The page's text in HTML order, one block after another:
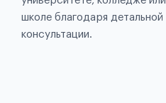
школе благодаря детальной
консультации.